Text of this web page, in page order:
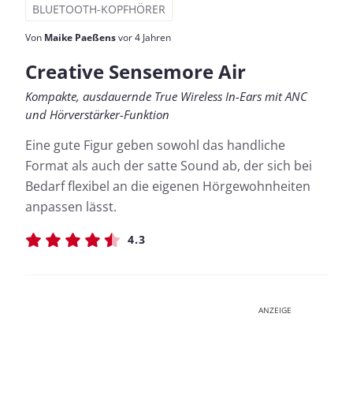
BLUETOOTH-KOPFHÖRER
Von Maike Paeßensvor 4 Jahren
Creative Sensemore Air
Kompakte, ausdauernde True Wireless In-Ears mit ANC
und Hörverstärker-Funktion
Eine gute Figur geben sowohl das handliche
Format als auch der satte Sound ab, der sich bei
Bedarf flexibel an die eigenen Hörgewohnheiten
anpassen lässt.
4.3
ANZEIGE